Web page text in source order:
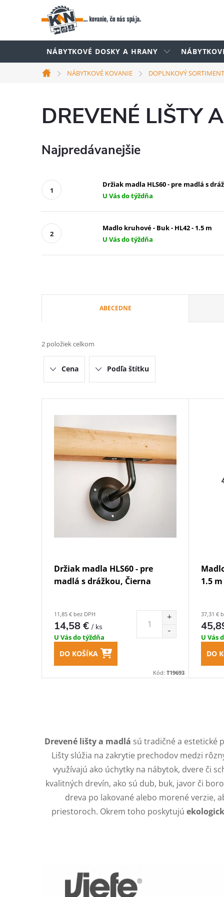
NÁBYTKOVÉ DOSKY A HRANY
Domov
NÁBYTKOVÉ KOVANIE DOPLNKOVÝ SORTIMENT
DREVENÉ LIŠTY
Najpredávanejšie
Držiak madla HLS60 - pre madlá s
U Vás do týždňa
Madlo kruhové - Buk - HL42 - 1.5 m
U Vás do týždňa
a
d
e
n
v
ABECEDNE
2 položiek celkom
Cena Podľa štítku
V
t
v
Držiak madla HLS60 - pre
madlá s drážkou, Čierna
11,85 € bez DPH
14,58 €/ ks
U Vás do týždňa
DO KOŠÍKA
Kód:T19693
1.5 m
37,31 €
U Vás
DO
v
á
Drevené lišty a madlá sú tradičné a estetické
Lišty slúžia na zakrytie prechodov medzi
využívajú ako úchytky na nábytok, dvere či
kvalitných drevín, ako sú dub, buk, javor či
dreva po lakované alebo morené verzie,
priestoroch. Okrem toho poskytujú